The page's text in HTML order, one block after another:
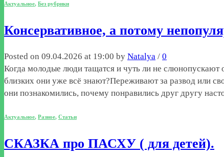
Актуальное, Без рубрики
Консервативное, а потому
Posted on 09.04.2026 at 19:00 by Natalya / 0
Когда молодые люди тащатся и чуть ли не
близких они уже всё знают?Переживают за развод или
они познакомились, почему понравились друг другу
Актуальное, Разное, Статьи
СКАЗКА про ПАСХУ ( для детей).